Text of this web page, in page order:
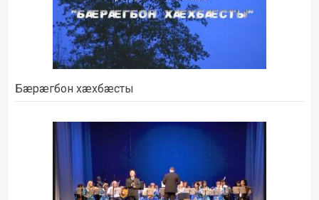
Бæрæгбон хæхбæсты